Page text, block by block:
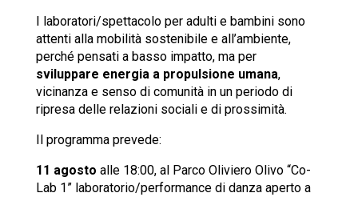
I laboratori/spettacolo per adulti e bambini sono
attenti alla mobilità sostenibile e all’ambiente,
perché pensati a basso impatto, ma per
sviluppare energia a propulsione umana,
vicinanza e senso di comunità in un periodo di
ripresa delle relazioni sociali e di prossimità.
Il programma prevede:
11 agosto alle 18:00, al Parco Oliviero Olivo “Co-
Lab 1” laboratorio/performance di danza aperto a